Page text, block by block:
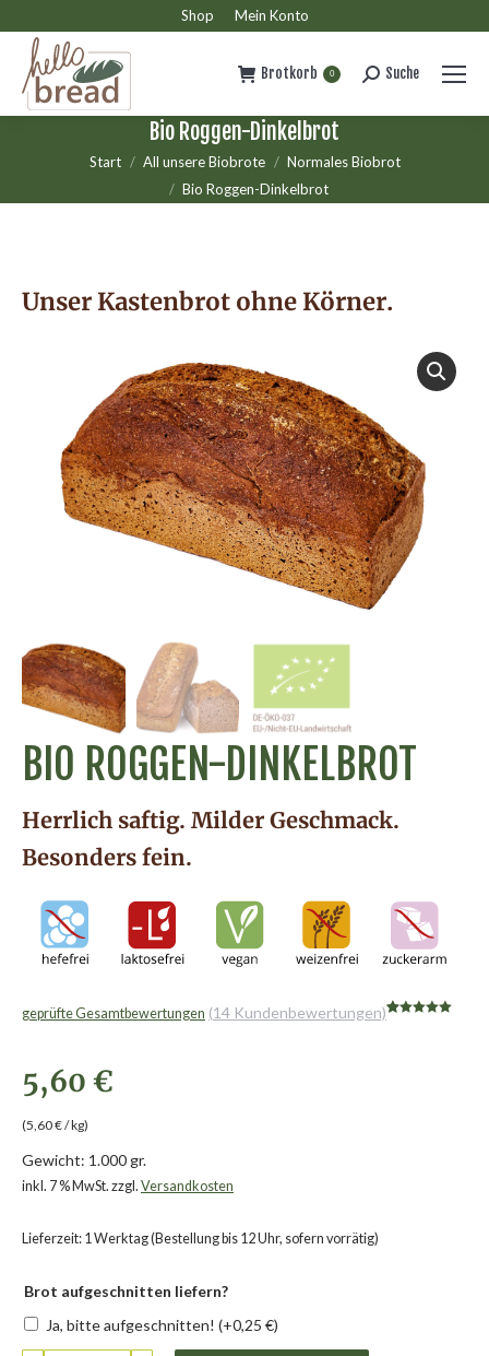
Shop Mein Konto
Brotkorb 0 Search:
Suche
Bio Roggen-Dinkelbrot
Sie befinden sich hier:
Start All unsere Biobrote
Normales Biobrot
Bio Roggen-Dinkelbrot
Unser Kastenbrot ohne Körner.
BIO ROGGEN-DINKELBROT
Herrlich saftig. Milder Geschmack.
Besonders fein.
geprüfte Gesamtbewertungen (14 Kundenbewertungen)
5,60 €
(5,60€/kg)
Gewicht: 1.000 gr.
inkl. 7 % MwSt. zzgl. Versandkosten
Lieferzeit: 1 Werktag (Bestellung bis 12 Uhr, sofern vorrätig)
Brot aufgeschnitten liefern?
Ja, bitte aufgeschnitten! (+0,25 €)